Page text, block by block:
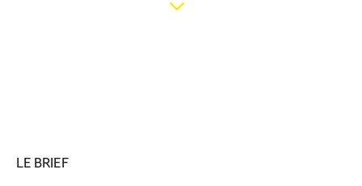
LE BRIEF